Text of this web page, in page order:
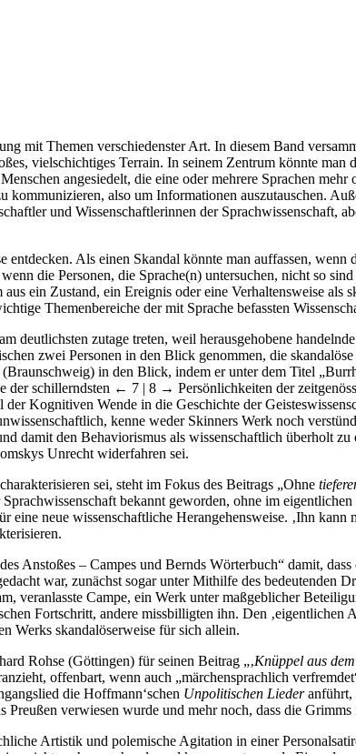
mit Themen verschiedenster Art. In diesem Band
vielschichtiges Terrain. In seinem Zentrum könnte
angesiedelt, die eine oder mehrere Sprachen
also um Informationen auszutauschen.
und Wissenschaftlerinnen der Sprachwissenschaft,
Als einen Skandal könnte man auffassen,
die Personen, die Sprache(n) untersuchen, nicht so
ein Zustand, ein Ereignis oder eine Verhaltensweise
Themenbereiche der mit Sprache befassten
deutlichsten zutage treten, weil herausgehobene
zwei Personen in den Blick genommen, die
in den Blick, indem er unter dem Titel
der schillerndsten ← 7 | 8 → Persönlichkeiten der
Kognitiven Wende in die Geschichte der
kenne weder Skinners Werk noch
damit den Behaviorismus als wissenschaftlich überholt
Unrecht widerfahren sei.
sei, steht im Fokus des Beitrags „Ohne
bekannt geworden, ohne im
neue wissenschaftliche Herangehensweise. ‚Ihn
Anstoßes – Campes und Bernds Wörterbuch“ damit,
war, zunächst sogar unter Mithilfe des bedeutenden
veranlasste Campe, ein Werk unter maßgeblicher
Fortschritt, andere missbilligten ihn. Den ‚eigentlichen
Werks skandalöserweise für sich allein.
Rohse (Göttingen) für seinen Beitrag „‚Knüppel aus
offenbart, wenn auch „märchensprachlich
die Hoffmann‘schen Unpolitischen Liederanführt,
verwiesen wurde und mehr noch, dass die
Artistik und polemische Agitation in einer